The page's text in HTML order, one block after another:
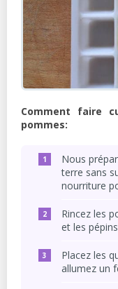
Comment faire
pommes:
Nous
terre sans
nourriture
Rincez les
et les
Placez les
allumez un